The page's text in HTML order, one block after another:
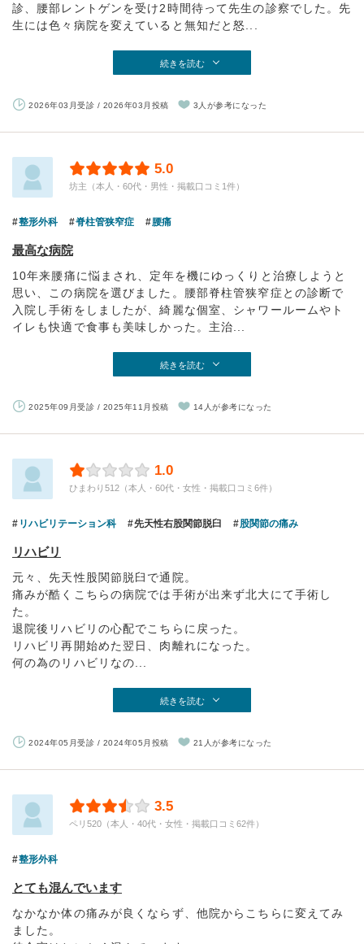
診、腰部レントゲンを受け2時間待って先生の診察でした。先
生には色々病院を変えていると無知だと怒...
続きを読む
2026年03月受診 / 2026年03月投稿 3人が参考になった
5.0
坊主（本人・60代・男性・掲載口コミ1件）
整形外科 脊柱管狭窄症 腰痛
最高な病院
10年来腰痛に悩まされ、定年を機にゆっくりと治療しようと
思い、この病院を選びました。腰部脊柱管狭窄症との診断で
入院し手術をしましたが、綺麗な個室、シャワールームやト
イレも快適で食事も美味しかった。主治...
続きを読む
2025年09月受診 / 2025年11月投稿 14人が参考になった
1.0
ひまわり512（本人・60代・女性・掲載口コミ6件）
リハビリテーション科 先天性右股関節脱臼 股関節の痛み
リハビリ
元々、先天性股関節脱臼で通院。
痛みが酷くこちらの病院では手術が出来ず北大にて手術し
た。
退院後リハビリの心配でこちらに戻った。
リハビリ再開始めた翌日、肉離れになった。
何の為のリハビリなの...
続きを読む
2024年05月受診 / 2024年05月投稿 21人が参考になった
3.5
ペリ520（本人・40代・女性・掲載口コミ62件）
整形外科
とても混んでいます
なかなか体の痛みが良くならず、他院からこちらに変えてみ
ました。